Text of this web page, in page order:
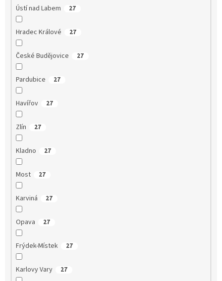
Ústí nad Labem 27
Hradec Králové 27
České Budějovice 27
Pardubice 27
Havířov 27
Zlín 27
Kladno 27
Most 27
Karviná 27
Opava 27
Frýdek-Místek 27
Karlovy Vary 27